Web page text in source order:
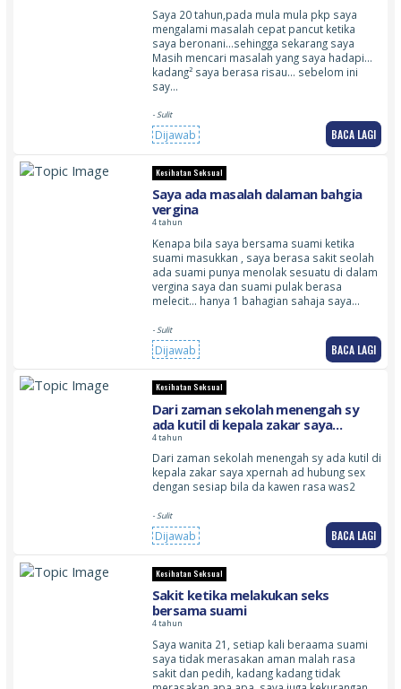
Saya 20 tahun,pada mula mula pkp saya
mengalami masalah cepat pancut ketika
saya beronani…sehingga sekarang saya
Masih mencari masalah yang saya hadapi…
kadang² saya berasa risau… sebelom ini
say…
- Sulit
Dijawab BACA LAGI
Kesihatan Seksual
Saya ada masalah dalaman bahgia
vergina
4 tahun
Kenapa bila saya bersama suami ketika
suami masukkan , saya berasa sakit seolah
ada suami punya menolak sesuatu di dalam
vergina saya dan suami pulak berasa
melecit… hanya 1 bahagian sahaja saya…
- Sulit
Dijawab BACA LAGI
Kesihatan Seksual
Dari zaman sekolah menengah sy
ada kutil di kepala zakar saya
xpernah ad hubung sex dengan
sesiap bila da kawen rasa was2
4 tahun
Dari zaman sekolah menengah sy ada kutil di
kepala zakar saya xpernah ad hubung sex
dengan sesiap bila da kawen rasa was2
- Sulit
Dijawab BACA LAGI
Kesihatan Seksual
Sakit ketika melakukan seks
bersama suami
4 tahun
Saya wanita 21, setiap kali beraama suami
saya tidak merasakan aman malah rasa
sakit dan pedih, kadang kadang tidak